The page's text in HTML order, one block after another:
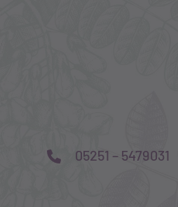
05251 – 5479031